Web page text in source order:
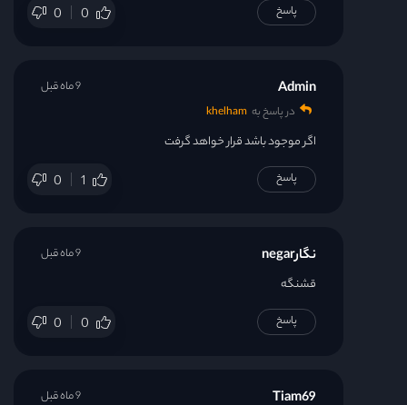
0 0 پاسخ
Admin
در پاسخ به khelham
اگر موجود باشد قرار خواهد گرفت
0 1
9 ماه قبل
پاسخ
نگارnegar
قشنگه
0 0
9 ماه قبل
پاسخ
Tiam69 9 ماه قبل